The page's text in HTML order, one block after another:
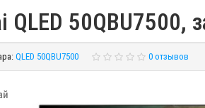
QLED 50QBU7500,
QLED 50QBU7500 0 отзывов